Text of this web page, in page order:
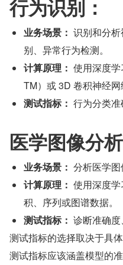
行为识别：
业务场景： 识别和分
别、异常行为检测。
计算原理： 使用深度
TM）或 3D 卷积神经网
测试指标： 行为分类准
医学图像分析
业务场景： 分析医学图
计算原理： 使用深度
积、序列或图谱数据。
测试指标： 诊断准确度
测试指标的选择取决于具
测试指标应该涵盖模型的